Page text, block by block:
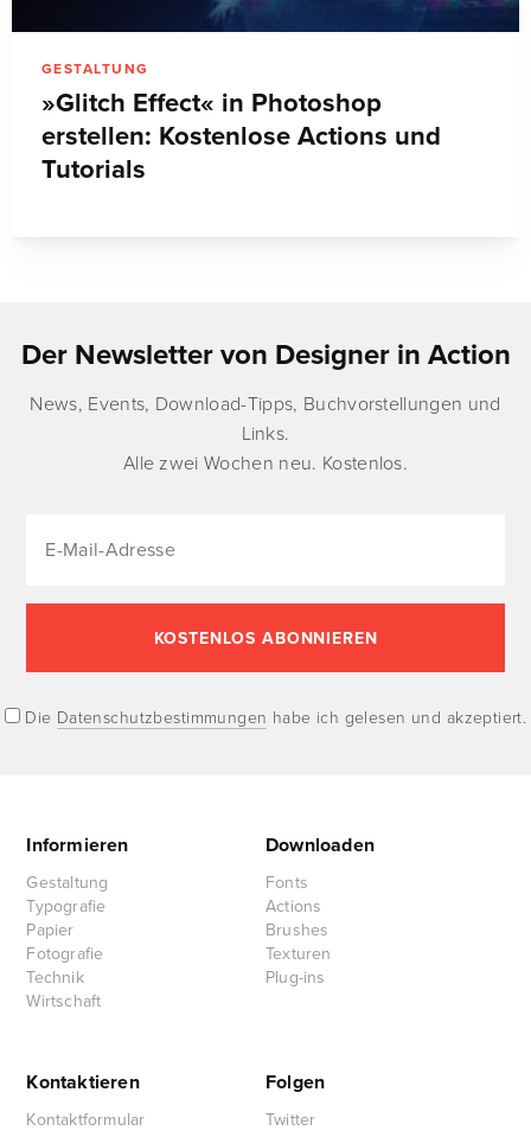
GESTALTUNG
»Glitch Effect« in Photoshop
erstellen: Kostenlose Actions und
Tutorials
Der Newsletter von Designer in Action
News, Events, Download-Tipps, Buchvorstellungen und
Links.
Alle zwei Wochen neu. Kostenlos.
Die Datenschutzbestimmungen habe ich gelesen und akzeptiert.
Informieren
Gestaltung
Typografie
Papier
Fotografie
Technik
Wirtschaft
Downloaden
Fonts
Actions
Brushes
Texturen
Plug-ins
Kontaktieren
Kontaktformular
Folgen
Twitter